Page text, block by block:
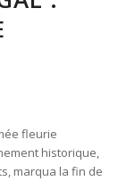
fleurie
historique,
marqua la fin de